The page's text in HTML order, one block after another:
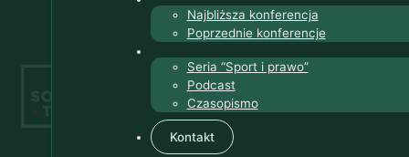
Najbliższa konferencja
Poprzednie konferencje
Seria “Sport i prawo”
Podcast
Czasopismo
Kontakt